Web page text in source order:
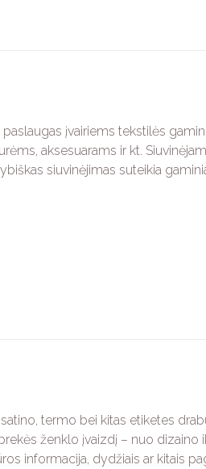
įvairiems tekstilės
aksesuarams ir kt.
siuvinėjimas suteikia
termo bei kitas etiketes
ženklo įvaizdį – nuo dizaino
informacija, dydžiais ar kitais